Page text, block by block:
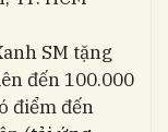
SM tặng
đến 100.000
điểm đến